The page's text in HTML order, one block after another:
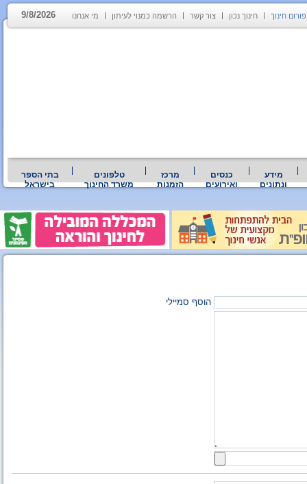
פורום חינוך חינוך נכון צור קשר הרשמה כמנוי לעיתון מי אנחנו 9/8/2026
מידע
ונתונים
כנסים
ואירועים
מרכז
הזמנות
טלפונים
משרד החינוך
בתי הספר
בישראל
הוסף סמיילי